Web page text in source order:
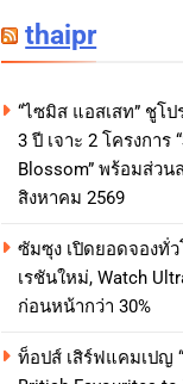
thaipr
“ไซมิส แอสเสท” ชูโ
3 ปี เจาะ 2 โครงการ
Blossom” พร้อมส่วน
สิงหาคม 2569
ซัมซุง เปิดยอดจองทั่ว
เรชันใหม่, Watch
ก่อนหน้ากว่า 30%
ท็อปส์ เสิร์ฟแคมเปญ